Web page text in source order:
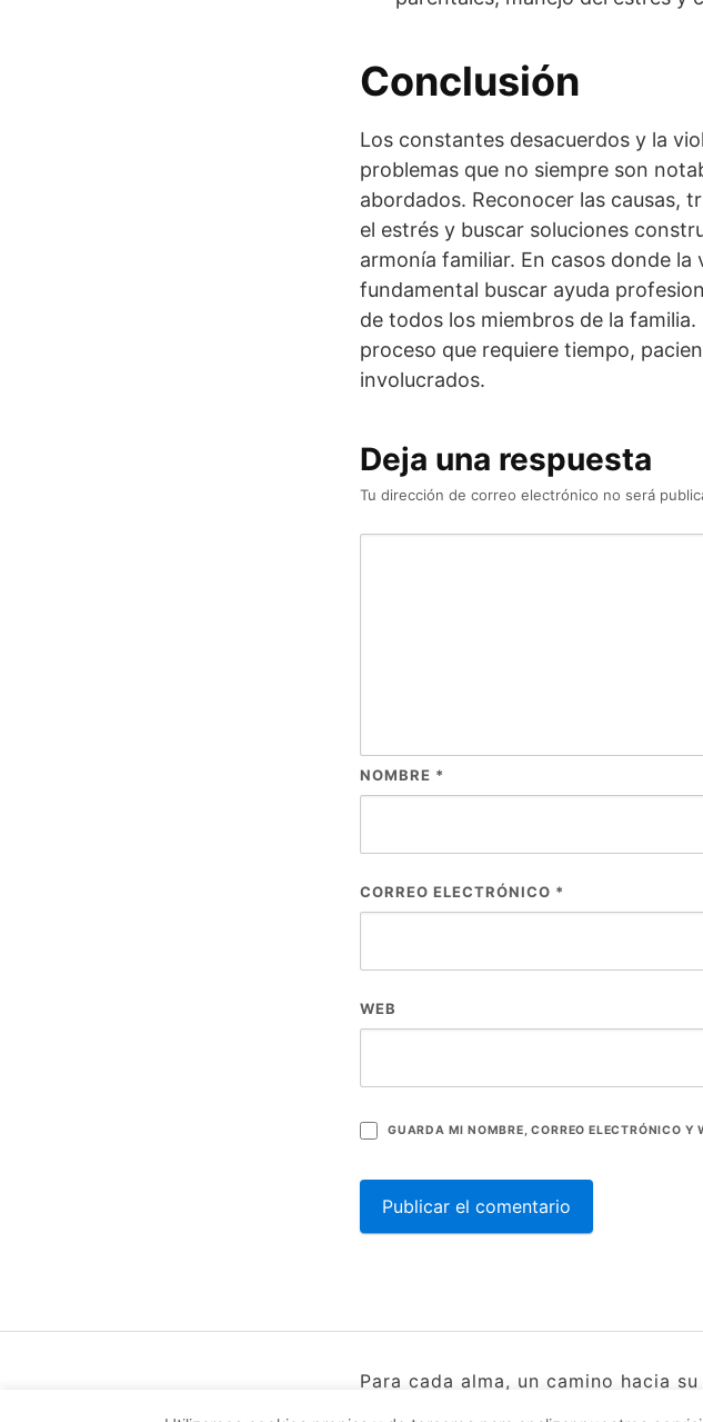
Conclusión
Los constantes desacuerdos y la
problemas que no siempre son
abordados. Reconocer las causas,
el estrés y buscar soluciones
armonía familiar. En casos donde
fundamental buscar ayuda
de todos los miembros de la
proceso que requiere tiempo,
involucrados.
Deja una respuesta
Tu dirección de correo electrónico no será
NOMBRE *
CORREO ELECTRÓNICO *
WEB
GUARDA MI NOMBRE, CORREO ELECTRÓNICO
Para cada alma, un camino hacia